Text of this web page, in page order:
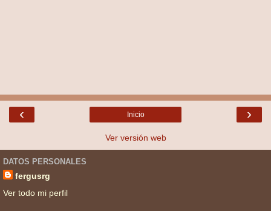
‹ ›
Inicio
Ver versión web
DATOS PERSONALES
fergusrg
Ver todo mi perfil